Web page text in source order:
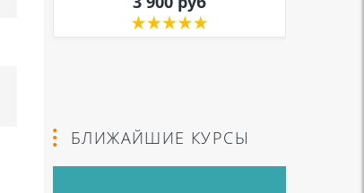
БЛИЖАЙШИЕ КУРСЫ